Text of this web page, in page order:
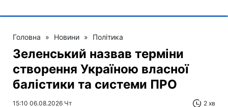
Головна » Новини » Політика
Зеленський назвав терміни
створення Україною власної
балістики та системи ПРО
15:10 06.08.2026 Чт 2 хв